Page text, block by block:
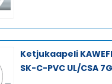
Ketjukaapeli
SK-C-PVC UL/CSA